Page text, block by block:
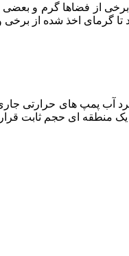
از فضاها گرم و بعضی
گرمای اخذ شده از برخی
آب پمپ های حرارتی
منطقه ای حجم ثابت